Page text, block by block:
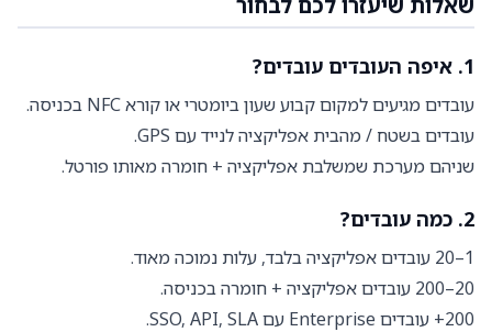
1. איפה העובדים עובדים?
עובדים מגיעים למקום קבוע שעון ביומטרי או קורא NFC בכניסה.
עובדים בשטח / מהבית אפליקציה לנייד עם GPS.
שניהם מערכת שמשלבת אפליקציה + חומרה מאותו פורטל.
2. כמה עובדים?
1–20 עובדים אפליקציה בלבד, עלות נמוכה מאוד.
20–200 עובדים אפליקציה + חומרה בכניסה.
200+ עובדים Enterprise עם SSO, API, SLA.